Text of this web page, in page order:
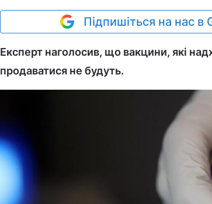
Підпишіться на нас в
Експерт наголосив, що вакцини, які
продаватися не будуть.